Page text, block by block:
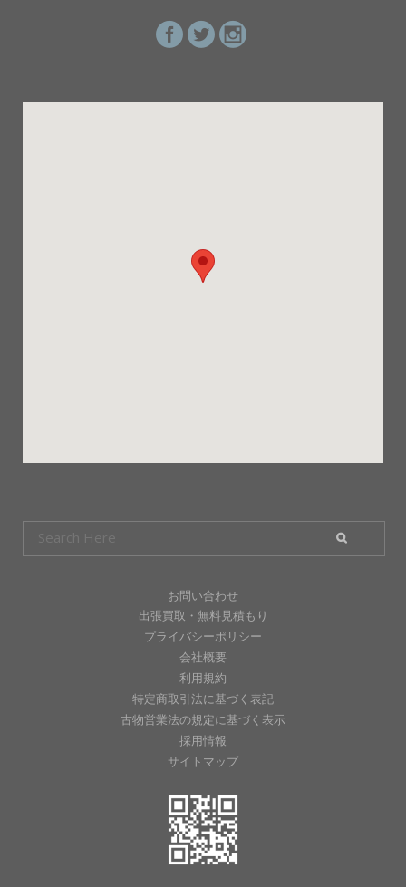
お問い合わせ
出張買取・無料見積もり
プライバシーポリシー
会社概要
利用規約
特定商取引法に基づく表記
古物営業法の規定に基づく表示
採用情報
サイトマップ